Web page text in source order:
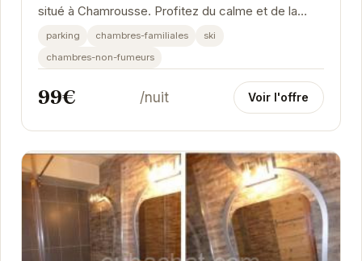
situé à Chamrousse. Profitez du calme et de la
nature environnante. La terrasse plein sud offre
parking chambres-familiales
ski
chambres-non-fumeurs
99€ /nuit Voir l'offre